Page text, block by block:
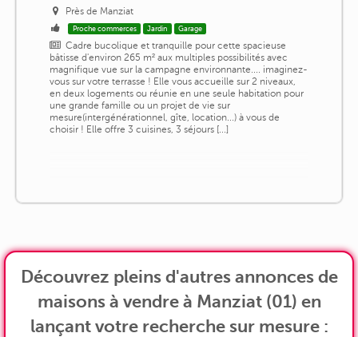
Près de Manziat
Proche commerces Jardin Garage
Cadre bucolique et tranquille pour cette spacieuse
bâtisse d'environ 265 m² aux multiples possibilités avec
magnifique vue sur la campagne environnante.... imaginez-
vous sur votre terrasse ! Elle vous accueille sur 2 niveaux,
en deux logements ou réunie en une seule habitation pour
une grande famille ou un projet de vie sur
mesure(intergénérationnel, gîte, location...) à vous de
choisir ! Elle offre 3 cuisines, 3 séjours [...]
Découvrez pleins d'autres annonces de
maisons à vendre à Manziat (01) en
lançant votre recherche sur mesure :